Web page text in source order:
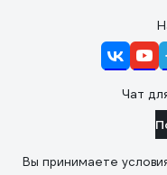
Чат
Вы принимаете